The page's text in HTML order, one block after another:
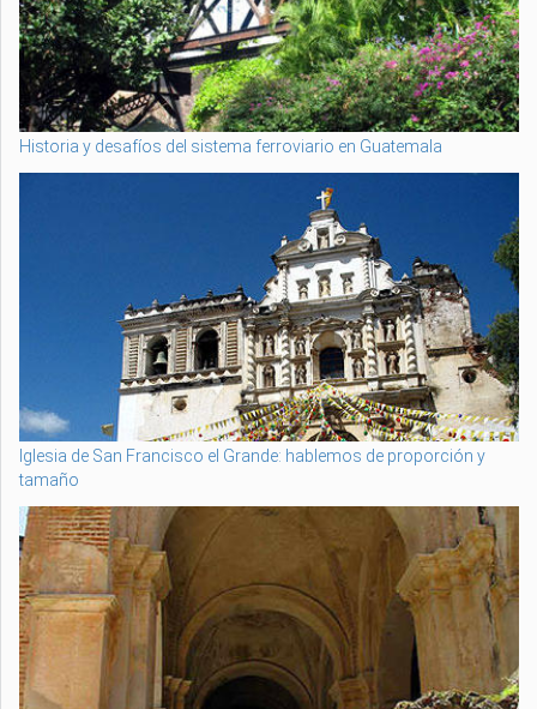
Historia y desafíos del sistema ferroviario en Guatemala
Iglesia de San Francisco el Grande: hablemos de proporción y
tamaño